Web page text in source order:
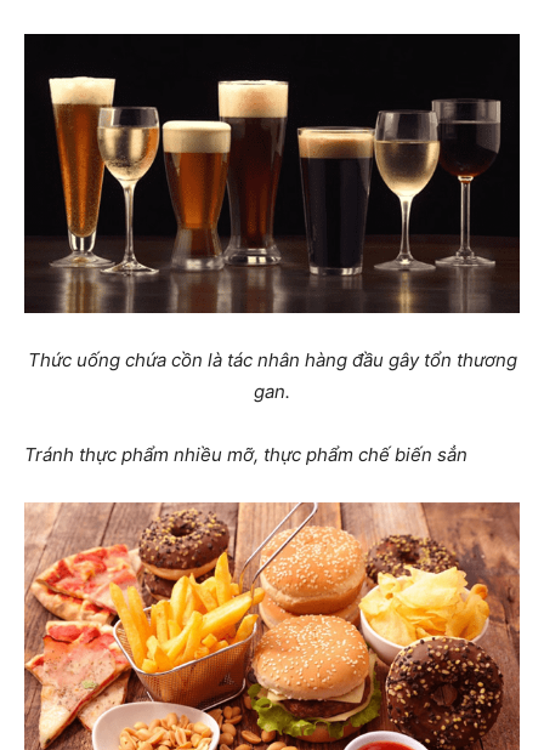
Thức uống chứa cồn là tác nhân hàng đầu gây tổn thương
gan.
Tránh thực phẩm nhiều mỡ, thực phẩm chế biến sẳn